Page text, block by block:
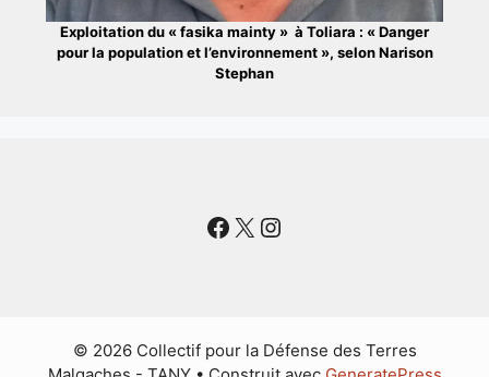
Exploitation du « fasika mainty » à Toliara : « Danger
pour la population et l’environnement », selon Narison
Stephan
Facebook
X Instagram
© 2026 Collectif pour la Défense des Terres